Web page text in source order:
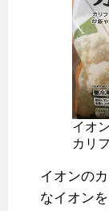
イオ
カリ
イオンの
なイオン